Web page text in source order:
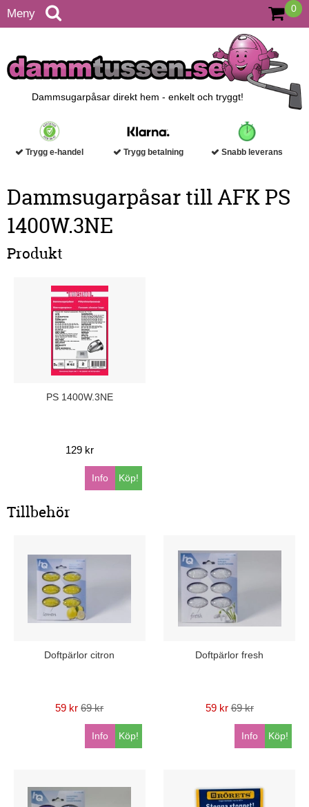
Meny 0
Dammsugarpåsar direkt hem - enkelt och tryggt!
Trygg e-handel Trygg betalning Snabb leverans
Dammsugarpåsar till AFK PS
1400W.3NE
Produkt
PS 1400W.3NE
129 kr
Köp!
Info
Tillbehör
Doftpärlor citron
59 kr 69 kr
Köp!
Info
Doftpärlor fresh
59 kr 69 kr
Köp!
Info